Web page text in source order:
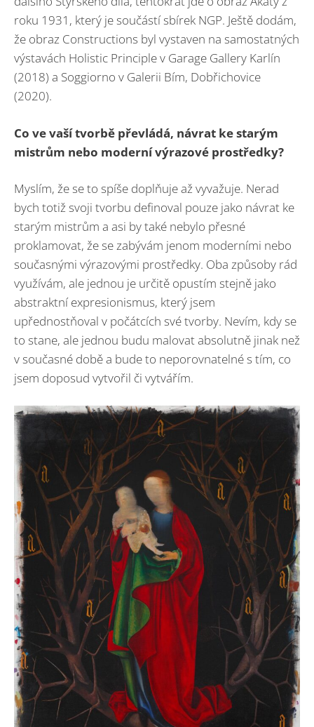
roku 1931, který je součástí sbírek NGP. Ještě dodám,
že obraz Constructions byl vystaven na samostatných
výstavách Holistic Principle v Garage Gallery Karlín
(2018) a Soggiorno v Galerii Bím, Dobřichovice
(2020).
Co ve vaší tvorbě převládá, návrat ke starým
mistrům nebo moderní výrazové prostředky?
Myslím, že se to spíše doplňuje až vyvažuje. Nerad
bych totiž svoji tvorbu definoval pouze jako návrat ke
starým mistrům a asi by také nebylo přesné
proklamovat, že se zabývám jenom moderními nebo
současnými výrazovými prostředky. Oba způsoby rád
využívám, ale jednou je určitě opustím stejně jako
abstraktní expresionismus, který jsem
upřednostňoval v počátcích své tvorby. Nevím, kdy se
to stane, ale jednou budu malovat absolutně jinak než
v současné době a bude to neporovnatelné s tím, co
jsem doposud vytvořil či vytvářím.